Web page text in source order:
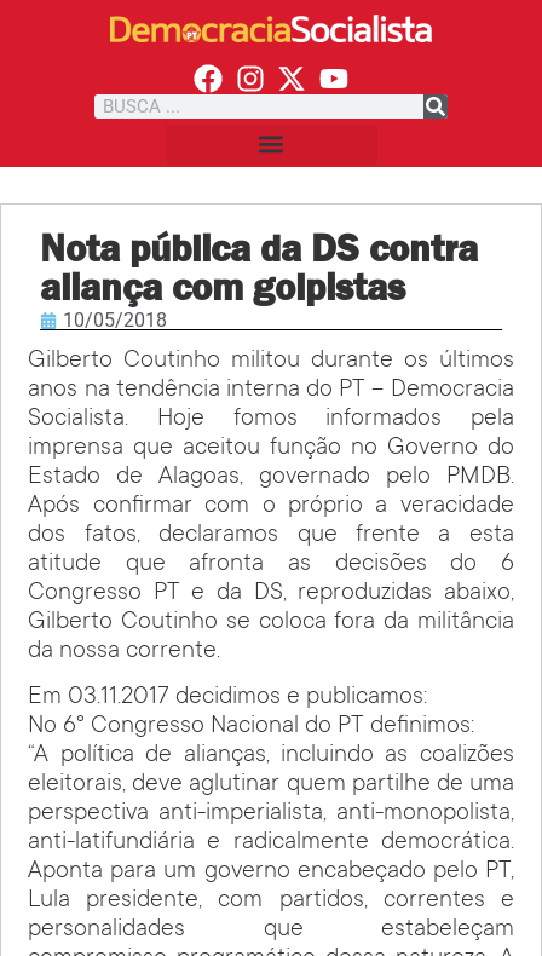
Nota pública da DS contra
aliança com golpistas
10/05/2018
Gilberto Coutinho militou durante os últimos
anos na tendência interna do PT – Democracia
Socialista. Hoje fomos informados pela
imprensa que aceitou função no Governo do
Estado de Alagoas, governado pelo PMDB.
Após confirmar com o próprio a veracidade
dos fatos, declaramos que frente a esta
atitude que afronta as decisões do 6
Congresso PT e da DS, reproduzidas abaixo,
Gilberto Coutinho se coloca fora da militância
da nossa corrente.
Em 03.11.2017 decidimos e publicamos:
No 6° Congresso Nacional do PT definimos:
“A política de alianças, incluindo as coalizões
eleitorais, deve aglutinar quem partilhe de uma
perspectiva anti-imperialista, anti-monopolista,
anti-latifundiária e radicalmente democrática.
Aponta para um governo encabeçado pelo PT,
Lula presidente, com partidos, correntes e
personalidades que estabeleçam